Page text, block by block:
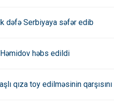
dəfə Serbiyaya səfər edib
həbs edildi
qıza toy edilməsinin qarşısını